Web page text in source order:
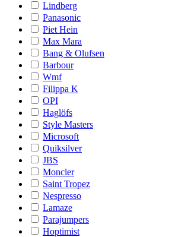
Lindberg
Panasonic
Piet Hein
Max Mara
Bang & Olufsen
Barbour
Wmf
Filippa K
OPI
Haglöfs
Style Masters
Microsoft
Quiksilver
JBS
Moncler
Saint Tropez
Nespresso
Lamaze
Parajumpers
Hoptimist